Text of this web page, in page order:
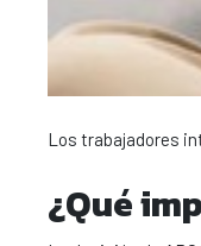
Los trabajadores
¿Qué